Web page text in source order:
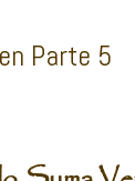
Parte 5